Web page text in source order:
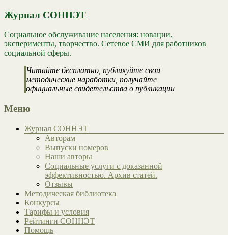
Журнал СОННЭТ
Социальное обслуживание населения: новации,
эксперименты, творчество. Сетевое СМИ для работников
социальной сферы.
Читайте бесплатно, публикуйте свои
методические наработки, получайте
официальные свидетельства о публикации
Меню
Журнал СОННЭТ
Авторам
Выпуски номеров
Наши авторы
Социальные услуги с доказанной
эффективностью. Архив статей.
Отзывы
Методическая библиотека
Конкурсы
Тарифы и условия
Рейтинги СОННЭТ
Помощь